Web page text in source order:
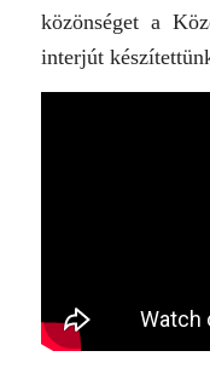
közönséget a
interjút